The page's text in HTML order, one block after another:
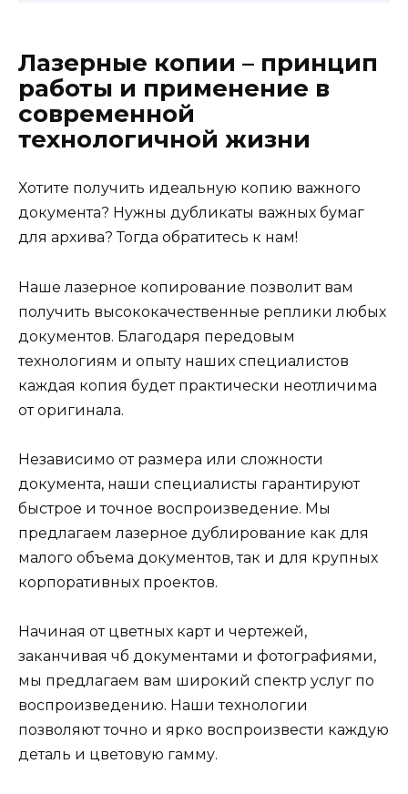
Лазерные копии – принцип
работы и применение в
современной
технологичной жизни
Хотите получить идеальную копию важного
документа? Нужны дубликаты важных бумаг
для архива? Тогда обратитесь к нам!
Наше лазерное копирование позволит вам
получить высококачественные реплики любых
документов. Благодаря передовым
технологиям и опыту наших специалистов
каждая копия будет практически неотличима
от оригинала.
Независимо от размера или сложности
документа, наши специалисты гарантируют
быстрое и точное воспроизведение. Мы
предлагаем лазерное дублирование как для
малого объема документов, так и для крупных
корпоративных проектов.
Начиная от цветных карт и чертежей,
заканчивая чб документами и фотографиями,
мы предлагаем вам широкий спектр услуг по
воспроизведению. Наши технологии
позволяют точно и ярко воспроизвести каждую
деталь и цветовую гамму.